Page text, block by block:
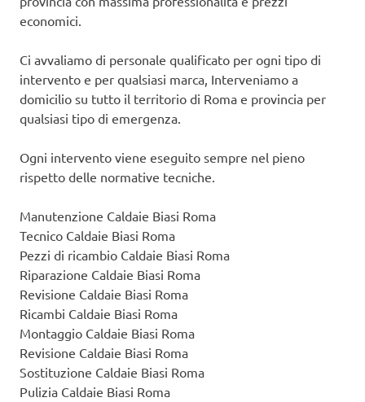
economici.
Ci avvaliamo di personale qualificato per ogni tipo di
intervento e per qualsiasi marca, Interveniamo a
domicilio su tutto il territorio di Roma e provincia per
qualsiasi tipo di emergenza.
Ogni intervento viene eseguito sempre nel pieno
rispetto delle normative tecniche.
Manutenzione Caldaie Biasi Roma
Tecnico Caldaie Biasi Roma
Pezzi di ricambio Caldaie Biasi Roma
Riparazione Caldaie Biasi Roma
Revisione Caldaie Biasi Roma
Ricambi Caldaie Biasi Roma
Montaggio Caldaie Biasi Roma
Revisione Caldaie Biasi Roma
Sostituzione Caldaie Biasi Roma
Pulizia Caldaie Biasi Roma